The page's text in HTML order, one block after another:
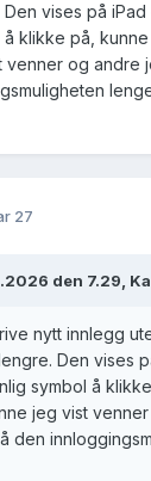
vises på
klikke på,
venner og andre
27
den 7.29,
nytt innlegg
Den vises
symbol å
jeg vist
den